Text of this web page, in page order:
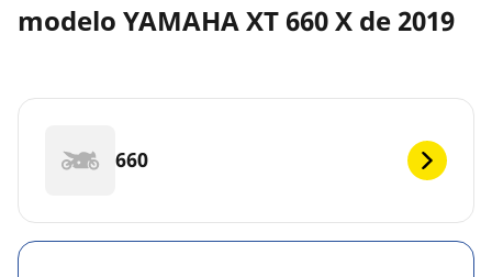
modelo YAMAHA XT 660 X de 2019
660